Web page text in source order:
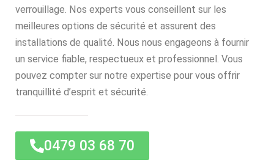
verrouillage. Nos experts vous conseillent sur les
meilleures options de sécurité et assurent des
installations de qualité. Nous nous engageons à fournir
un service fiable, respectueux et professionnel. Vous
pouvez compter sur notre expertise pour vous offrir
tranquillité d’esprit et sécurité.
0479 03 68 70